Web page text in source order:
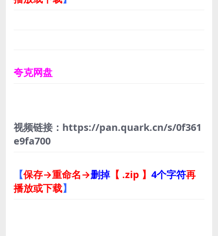
夸克网盘
视频链接：https://pan.quark.cn/s/0f361
e9fa700
【保存→重命名→删掉【 .zip 】 4个字符再
播放或下载】